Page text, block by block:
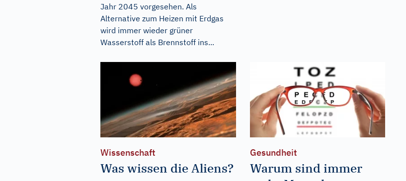
Jahr 2045 vorgesehen. Als
Alternative zum Heizen mit Erdgas
wird immer wieder grüner
Wasserstoff als Brennstoff ins...
Wissenschaft
Was wissen die Aliens?
Gesundheit
Warum sind immer